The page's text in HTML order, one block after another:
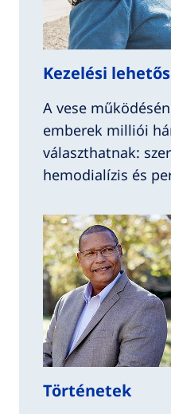
Kezelési
A vese
emberek milliói
választhatnak:
hemodialízis és
Történetek